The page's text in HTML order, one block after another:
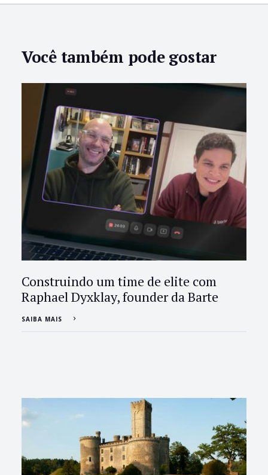
Você também pode gostar
Construindo um time de elite com
Raphael Dyxklay, founder da Barte
SAIBA MAIS